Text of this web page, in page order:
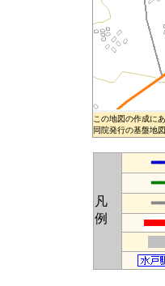
この地図の作成に
同院発行の基盤地
凡
例